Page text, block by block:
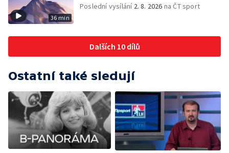
36 min
Poslední vysílání 2. 8. 2026 na ČT sport
Dalších 10 dílů
Ostatní také sledují